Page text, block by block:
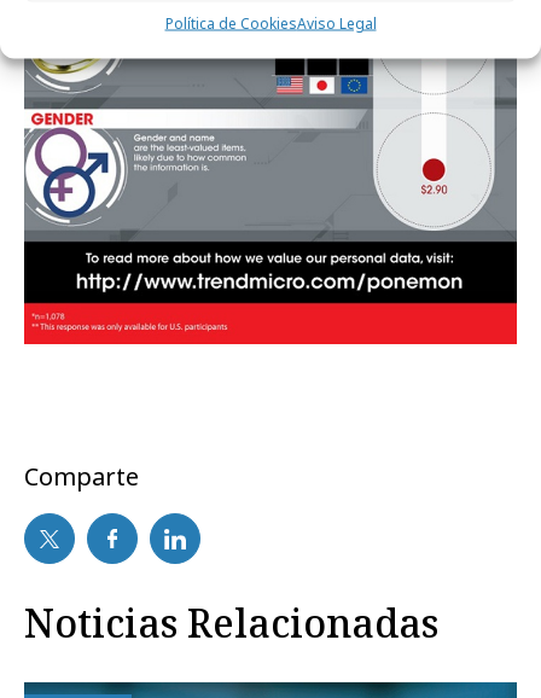
Política de CookiesAviso Legal
Comparte
Noticias Relacionadas